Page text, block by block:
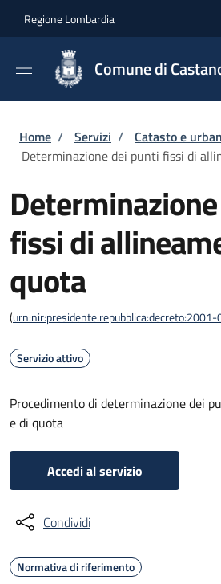
Regione Lombardia
Comune di
Briciole di pane
Home / Servizi / Catasto e
Determinazione dei punti fissi di
fissi di
quota
(
Servizio attivo
Procedimento di determinazione dei
e di quota
Accedi al servizio
Condividi
Normativa di riferimento